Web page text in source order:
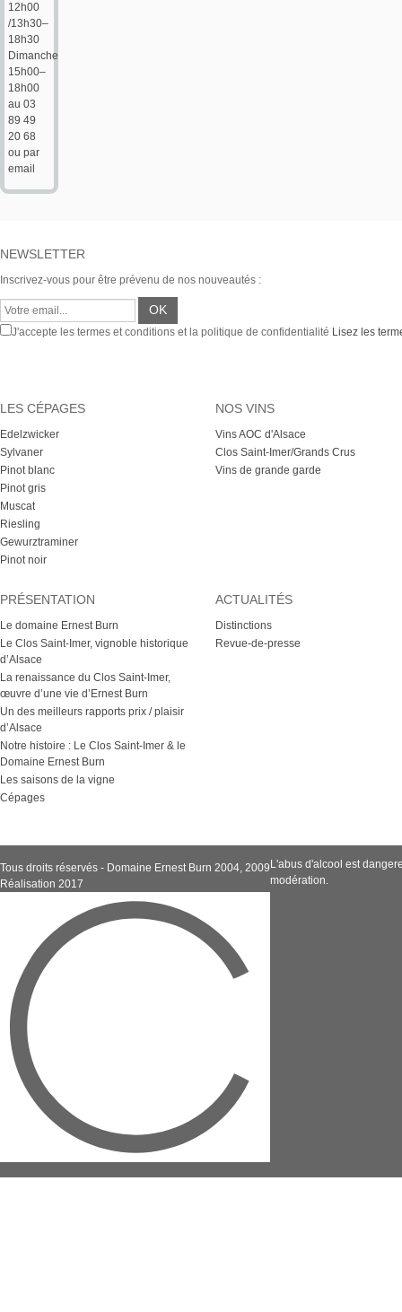
12h00
/13h30–
18h30
Dimanche
15h00–
18h00
au 03
89 49
20 68
ou par
email
NEWSLETTER
Inscrivez-vous pour être prévenu de nos nouveautés :
J'accepte les termes et conditions et la politique de confidentialité Lisez les
LES CÉPAGES
Edelzwicker
Sylvaner
Pinot blanc
Pinot gris
Muscat
Riesling
Gewurztraminer
Pinot noir
NOS VINS
Vins AOC d'Alsace
Clos Saint-Imer/Grands Crus
Vins de grande garde
PRÉSENTATION
Le domaine Ernest Burn
Le Clos Saint-Imer, vignoble historique
d’Alsace
La renaissance du Clos Saint-Imer,
œuvre d’une vie d’Ernest Burn
Un des meilleurs rapports prix / plaisir
d’Alsace
Notre histoire : Le Clos Saint-Imer & le
Domaine Ernest Burn
Les saisons de la vigne
Cépages
ACTUALITÉS
Distinctions
Revue-de-presse
Tous droits réservés - Domaine Ernest Burn 2004, 2009
Réalisation 2017
L'abus d'alcool est
modération.